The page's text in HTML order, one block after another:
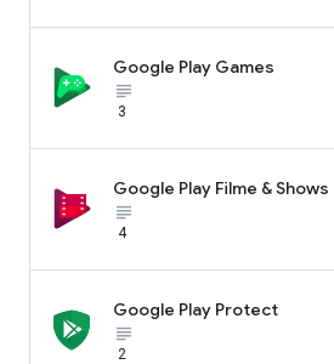
Google Play Games
subject_black
3
Google Play Filme & Shows
subject_black
4
Google Play Protect
subject_black
2